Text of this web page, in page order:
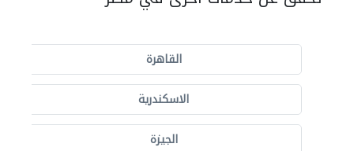
القاهرة
الاسكندرية
الجيزة